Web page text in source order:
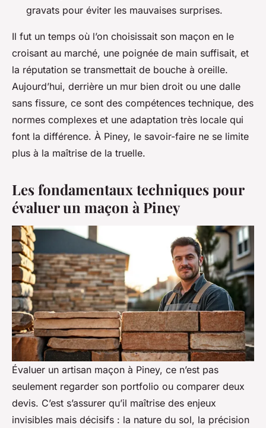
gravats pour éviter les mauvaises surprises.
Il fut un temps où l’on choisissait son maçon en le
croisant au marché, une poignée de main suffisait, et
la réputation se transmettait de bouche à oreille.
Aujourd’hui, derrière un mur bien droit ou une dalle
sans fissure, ce sont des compétences technique, des
normes complexes et une adaptation très locale qui
font la différence. À Piney, le savoir-faire ne se limite
plus à la maîtrise de la truelle.
Les fondamentaux techniques pour
évaluer un maçon à Piney
Évaluer un artisan maçon à Piney, ce n’est pas
seulement regarder son portfolio ou comparer deux
devis. C’est s’assurer qu’il maîtrise des enjeux
invisibles mais décisifs : la nature du sol, la précision